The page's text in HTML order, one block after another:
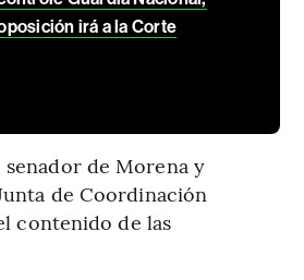
irá a la Corte
de Morena y
de Coordinación
contenido de las